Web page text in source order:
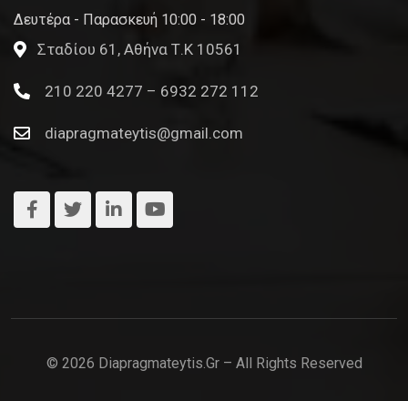
Δευτέρα - Παρασκευή 10:00 - 18:00
Σταδίου 61, Αθήνα Τ.Κ 10561
210 220 4277 – 6932 272 112
diapragmateytis@gmail.com
© 2026 Diapragmateytis.gr – All Rights Reserved